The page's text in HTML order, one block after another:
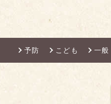
予防 こども 一般